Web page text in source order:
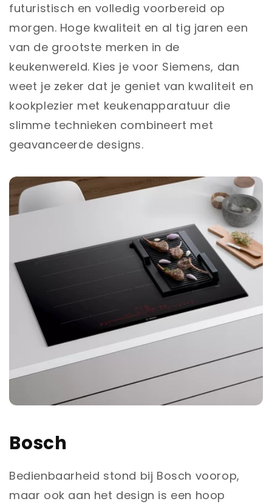
futuristisch en volledig voorbereid op
morgen. Hoge kwaliteit en al tig jaren een
van de grootste merken in de
keukenwereld. Kies je voor Siemens, dan
weet je zeker dat je geniet van kwaliteit en
kookplezier met keukenapparatuur die
slimme technieken combineert met
geavanceerde designs.
Bosch
Bedienbaarheid stond bij Bosch voorop,
maar ook aan het design is een hoop